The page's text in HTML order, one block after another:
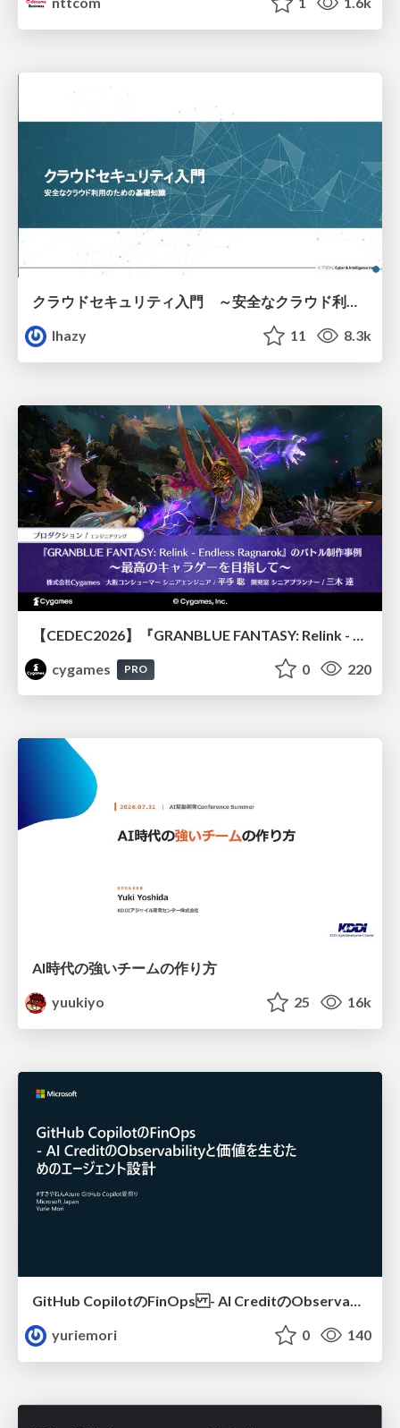
クラウドセキュリティ入門 ～安全なクラウド利用のための基礎知識～
lhazy
11 8.3k
cygames
PRO 0 220
AI時代の強いチームの作り方
yuukiyo
25 16k
GitHub CopilotのFinOps - AI CreditのObservabilityと価値を生むためのエージェント設計
yuriemori
0 140